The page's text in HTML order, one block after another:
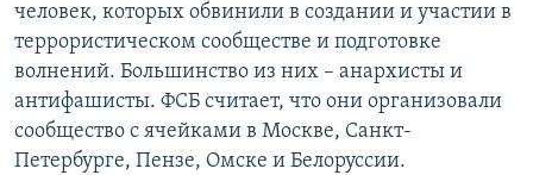
человек, которых обвинили в создании и участии в
террористическом сообществе и подготовке
волнений. Большинство из них – анархисты и
антифашисты. ФСБ считает, что они организовали
сообщество с ячейками в Москве, Санкт-
Петербурге, Пензе, Омске и Белоруссии.